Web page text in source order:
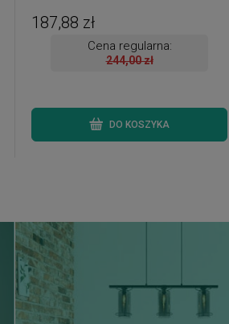
187,88 zł
Cena regularna:
244,00 zł
DO KOSZYKA